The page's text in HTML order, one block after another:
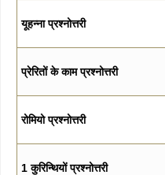
यूहन्ना प्रश्नोत्तरी
प्रेरितों के काम प्रश्नोत्तरी
रोमियो प्रश्नोत्तरी
1 कुरिन्थियों प्रश्नोत्तरी